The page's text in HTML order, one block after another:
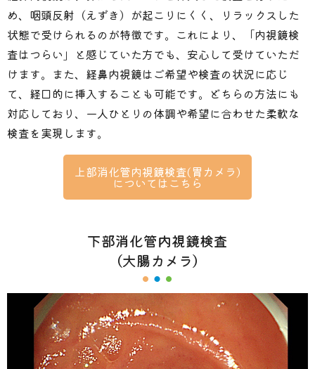
め、咽頭反射（えずき）が起こりにくく、リラックスした
状態で受けられるのが特徴です。これにより、「内視鏡検
査はつらい」と感じていた方でも、安心して受けていただ
けます。 また、経鼻内視鏡はご希望や検査の状況に応じ
て、経口的に挿入することも可能です。どちらの方法にも
対応しており、一人ひとりの体調や希望に合わせた柔軟な
検査を実現します。
上部消化管内視鏡検査(胃カメラ)
についてはこちら
下部消化管内視鏡検査
（大腸カメラ）